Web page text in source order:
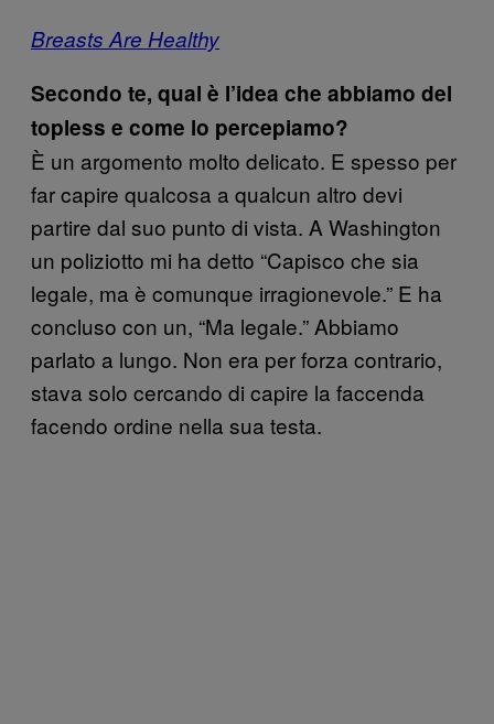
Breasts Are Healthy
Secondo te, qual è l’idea che abbiamo del
topless e come lo percepiamo?
È un argomento molto delicato. E spesso per
far capire qualcosa a qualcun altro devi
partire dal suo punto di vista. A Washington
un poliziotto mi ha detto “Capisco che sia
legale, ma è comunque irragionevole.” E ha
concluso con un, “Ma legale.” Abbiamo
parlato a lungo. Non era per forza contrario,
stava solo cercando di capire la faccenda
facendo ordine nella sua testa.